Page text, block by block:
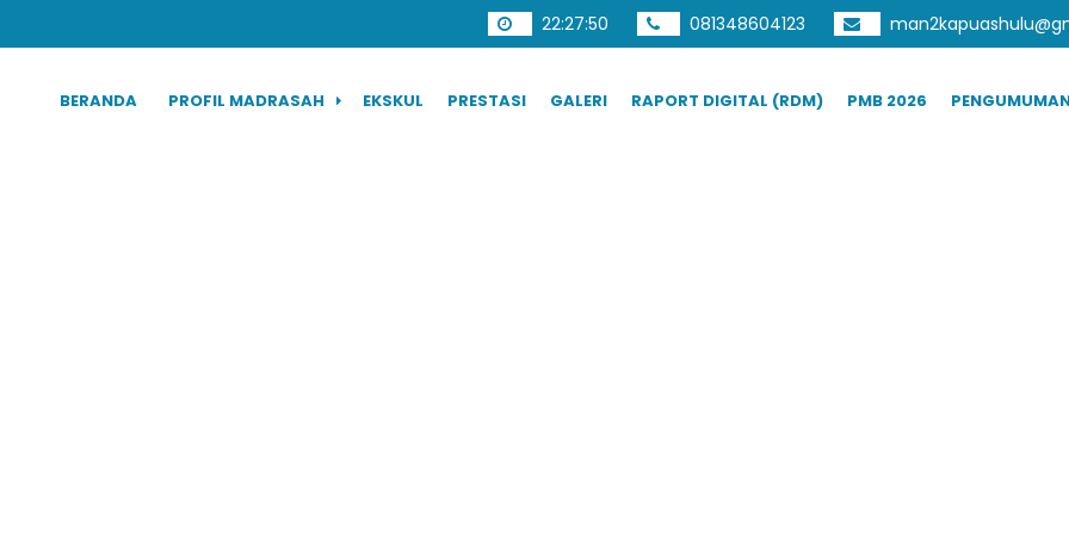
22:27:51 081348604123
BERANDA PROFIL MADRASAH EKSKUL PRESTASI GALERI RAPORT DIGITAL (RDM) PMB 2026